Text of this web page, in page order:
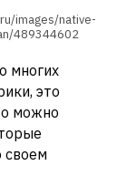
images/native-
489344602
многих
это
можно
своем